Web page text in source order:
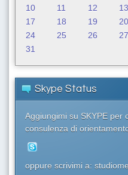
10
11 12 13
17
18 19 20
24
25 26 27
31
Skype Status
Aggiungimi su SKYPE per
consulenza di
oppure scrivimi a: